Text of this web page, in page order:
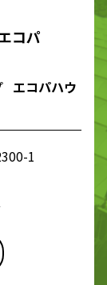
コパ
エコパハウ
1